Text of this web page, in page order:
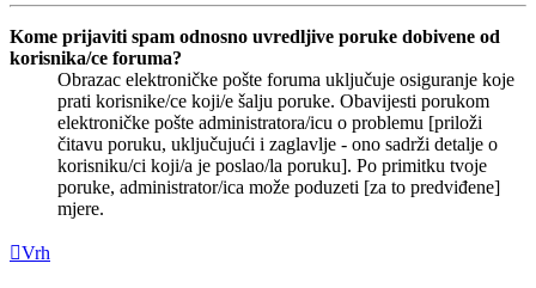
Kome prijaviti spam odnosno uvredljive poruke dobivene od
korisnika/ce foruma?
Obrazac elektroničke pošte foruma uključuje osiguranje koje
prati korisnike/ce koji/e šalju poruke. Obavijesti porukom
elektroničke pošte administratora/icu o problemu [priloži
čitavu poruku, uključujući i zaglavlje - ono sadrži detalje o
korisniku/ci koji/a je poslao/la poruku]. Po primitku tvoje
poruke, administrator/ica može poduzeti [za to predviđene]
mjere.
Vrh